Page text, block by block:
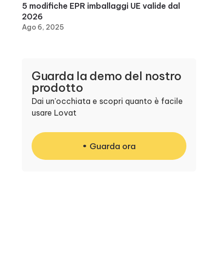
5 modifiche EPR imballaggi UE valide dal
2026
Ago 6, 2025
Guarda la demo del nostro
prodotto
Dai un'occhiata e scopri quanto è facile
usare Lovat
Guarda ora